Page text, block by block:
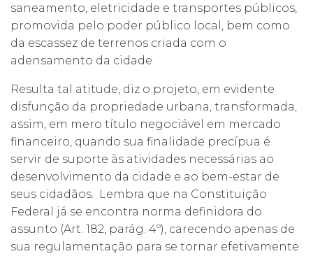
saneamento, eletricidade e transportes públicos,
promovida pelo poder público local, bem como
da escassez de terrenos criada com o
adensamento da cidade.
Resulta tal atitude, diz o projeto, em evidente
disfunção da propriedade urbana, transformada,
assim, em mero título negociável em mercado
financeiro, quando sua finalidade precípua é
servir de suporte às atividades necessárias ao
desenvolvimento da cidade e ao bem-estar de
seus cidadãos. Lembra que na Constituição
Federal já se encontra norma definidora do
assunto (Art. 182, parág. 4º), carecendo apenas de
sua regulamentação para se tornar efetivamente